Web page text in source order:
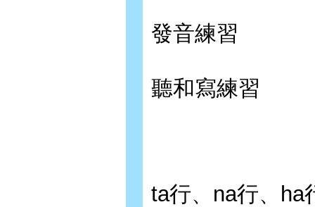
發音練習
聽和寫練習
ta行、na行、ha